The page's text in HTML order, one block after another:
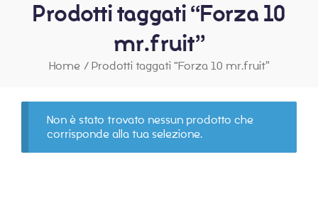
Prodotti taggati “Forza 10
mr.fruit”
Home / Prodotti taggati “Forza 10 mr.fruit”
Non è stato trovato nessun prodotto che
corrisponde alla tua selezione.